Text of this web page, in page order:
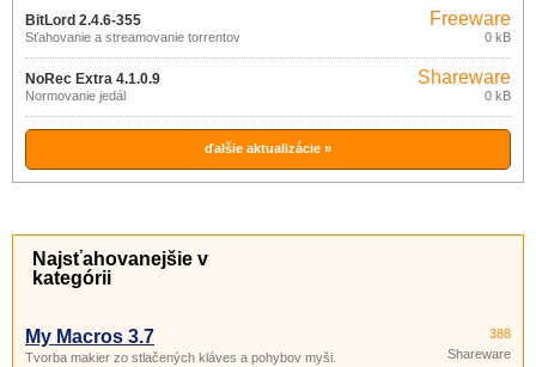
BitLord 2.4.6-355
Sťahovanie a streamovanie torrentov
Freeware
0 kB
NoRec Extra 4.1.0.9
Normovanie jedál
Shareware
0 kB
ďalšie aktualizácie »
Najsťahovanejšie v
kategórii
My Macros 3.7
Tvorba makier zo stlačených kláves a pohybov myši.
388
Shareware